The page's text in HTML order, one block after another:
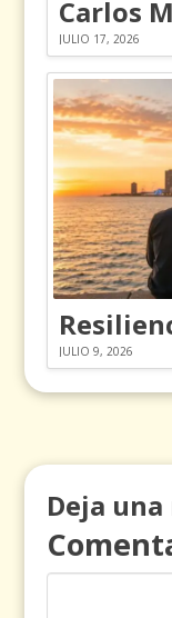
JULIO 17, 2026
JULIO 9, 2026
Deja